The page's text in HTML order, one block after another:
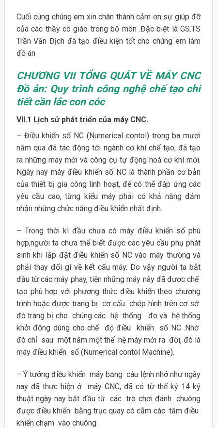
Cuối cùng chúng em xin chân thành cảm ơn sự giúp đỡ
của các thầy cô giáo trong bộ môn .Đặc biệt là GS.TS
Trần Văn Địch đã tạo điều kiện tốt cho chúng em làm
đồ án .
CHƯƠNG VII TỔNG QUÁT VỀ MÁY CNC
Đồ án: Quy trình công nghệ chế tạo chi
tiết cần lắc con cóc
VII.1 Lịch sử phát triển của máy CNC.
– Điều khiển số NC (Numerical contol) trong ba mươi
năm qua đã tác động tới ngành cơ khí chế tạo, đã tạo
ra những máy mới và công cụ tự động hoá cơ khí mới.
Ngày nay máy điều khiển số NC là thành phần cơ bản
của thiết bị gia công linh hoạt, để có thể đáp ứng các
yêu cầu cao, từng kiểu máy phải có khả năng đảm
nhận những chức năng điều khiển nhất định.
– Trong thời kì đầu chưa có máy điều khiển số phù
hợp,người ta chưa thể biết được các yêu cầu phụ phát
sinh khi lắp đặt điều khiển số NC vào máy thường và
phải thay đổi gì về kết cấu máy. Do vậy người ta bắt
đầu từ các máy phay, tiện những máy này đã được chế
tạo phù hợp với phương thức điều khiển theo chương
trình hoặc được trang bị cơ cấu chép hình trên cơ sở
đó trang bị cho chúng các hệ thống đo và hệ thống
khởi động dùng cho chế độ điều khiển số NC .Nhờ
đó chỉ sau một năm một thế hệ máy mới ra đời, đó là
máy điều khiển số (Numerical contol Machine).
– Ý tưởng điều khiển máy bằng câu lệnh nhớ như ngày
nay đã thực hiện ở máy CNC, đã có từ thế kỷ 14 kỹ
thuật ngày nay bắt đầu từ các trò chơi đánh chuông
được điều khiển bằng trục quay có cắm các tăm điều
khiển chạm vào chuông.